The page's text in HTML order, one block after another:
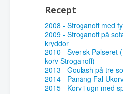
Recept
2008 - Stroganoff med
2009 - Stroganoff på
kryddor
2010 - Svensk Pølseret
korv Stroganoff)
2013 - Goulash på tre
2014 - Panäng Fal
2015 - Korv i ugn med